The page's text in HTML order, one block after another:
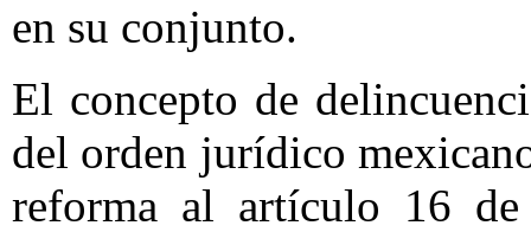
en su conjunto.
El concepto de
del orden jurídico
reforma al artículo 16